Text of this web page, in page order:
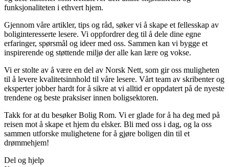
funksjonaliteten i ethvert hjem.
Gjennom våre artikler, tips og råd, søker vi å skape et fellesskap av
boliginteresserte lesere. Vi oppfordrer deg til å dele dine egne
erfaringer, spørsmål og ideer med oss. Sammen kan vi bygge et
inspirerende og støttende miljø der alle kan lære og vokse.
Vi er stolte av å være en del av Norsk Nett, som gir oss muligheten
til å levere kvalitetsinnhold til våre lesere. Vårt team av skribenter og
eksperter jobber hardt for å sikre at vi alltid er oppdatert på de nyeste
trendene og beste praksiser innen boligsektoren.
Takk for at du besøker Bolig Rom. Vi er glade for å ha deg med på
reisen mot å skape et hjem du elsker. Bli med oss i dag, og la oss
sammen utforske mulighetene for å gjøre boligen din til et
drømmehjem!
Del og hjelp